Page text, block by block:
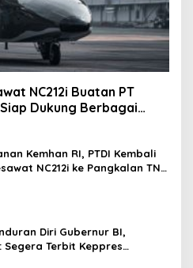
NC212i Buatan PT
Dukung Berbagai
Kemhan RI, PTDI Kembali
NC212i ke Pangkalan TNI
Diri Gubernur BI,
Segera Terbit Keppres
dengan Hormat